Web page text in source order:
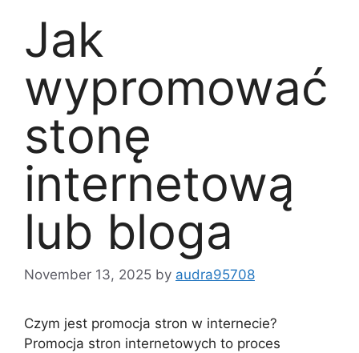
Jak
wypromować
stonę
internetową
lub bloga
November 13, 2025 by audra95708
Czym jest promocja stron w internecie?
Promocja stron internetowych to proces